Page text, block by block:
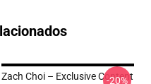
Zach Choi – Exclusive Content
-20%